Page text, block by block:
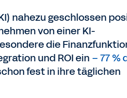
nahezu geschlossen
von einer KI-
die
und ROI ein – 77 %
fest in ihre täglichen